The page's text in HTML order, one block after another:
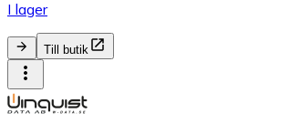
I lager
Till butik